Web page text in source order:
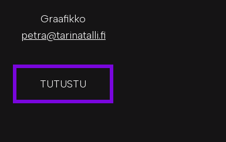
Graafikko
petra@tarinatalli.fi
TUTUSTU